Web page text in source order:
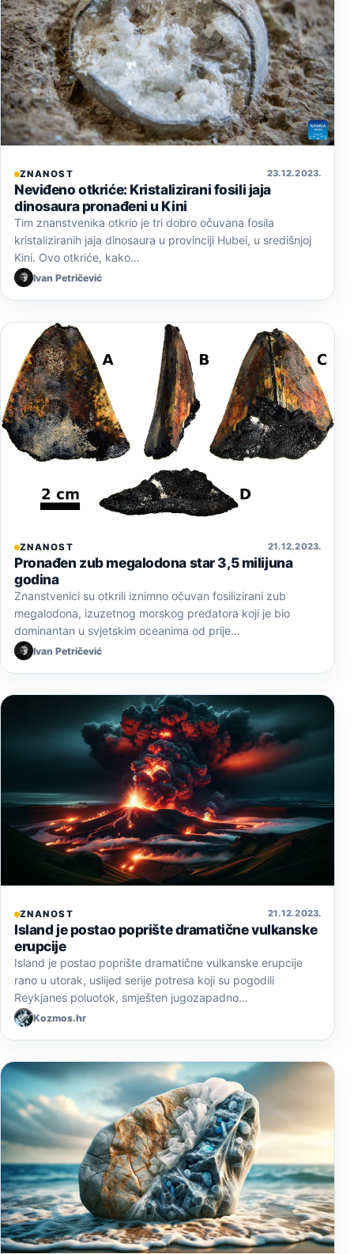
ZNANOST 23. 12. 2023.
Neviđeno otkriće: Kristalizirani fosili jaja
dinosaura pronađeni u Kini
Tim znanstvenika otkrio je tri dobro očuvana fosila
kristaliziranih jaja dinosaura u provinciji Hubei, u središnjoj
Kini. Ovo otkriće, kako…
Ivan Petričević
ZNANOST 21. 12. 2023.
Pronađen zub megalodona star 3,5 milijuna
godina
Znanstvenici su otkrili iznimno očuvan fosilizirani zub
megalodona, izuzetnog morskog predatora koji je bio
dominantan u svjetskim oceanima od prije…
Ivan Petričević
ZNANOST 21. 12. 2023.
Island je postao poprište dramatične vulkanske
erupcije
Island je postao poprište dramatične vulkanske erupcije
rano u utorak, uslijed serije potresa koji su pogodili
Reykjanes poluotok, smješten jugozapadno…
Kozmos.hr